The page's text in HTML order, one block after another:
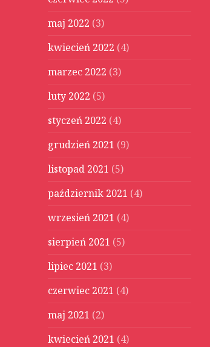
maj 2022 (3)
kwiecień 2022 (4)
marzec 2022 (3)
luty 2022 (5)
styczeń 2022 (4)
grudzień 2021 (9)
listopad 2021 (5)
październik 2021 (4)
wrzesień 2021 (4)
sierpień 2021 (5)
lipiec 2021 (3)
czerwiec 2021 (4)
maj 2021 (2)
kwiecień 2021 (4)